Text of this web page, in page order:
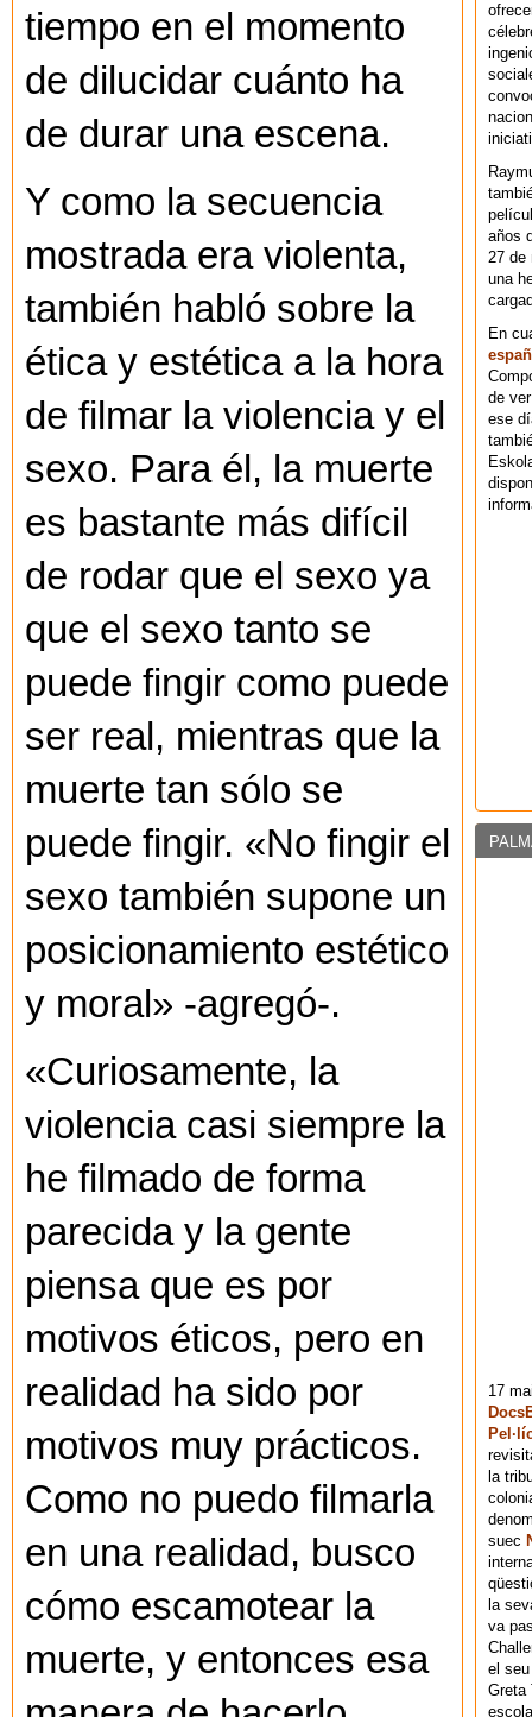
tiempo en el momento
de dilucidar cuánto ha
de durar una escena.
Y como la secuencia
mostrada era violenta,
también habló sobre la
ética y estética a la hora
de filmar la violencia y el
sexo. Para él, la muerte
es bastante más difícil
de rodar que el sexo ya
que el sexo tanto se
puede fingir como puede
ser real, mientras que la
muerte tan sólo se
puede fingir. «No fingir el
sexo también supone un
posicionamiento estético
y moral» -agregó-.
«Curiosamente, la
violencia casi siempre la
he filmado de forma
parecida y la gente
piensa que es por
motivos éticos, pero en
realidad ha sido por
motivos muy prácticos.
Como no puedo filmarla
en una realidad, busco
cómo escamotear la
muerte, y entonces esa
años
27 de
una
En
de
ese
17
la
suec
la
va
el
Greta